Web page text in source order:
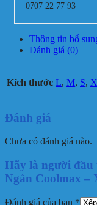
0707 22 77 93
Thông tin bổ
Đánh giá (0)
Kích thước L, M, S,
Đánh giá
Chưa có đánh giá nào.
Hãy là người đầu
Ngắn Coolmax –
Đánh giá của bạn *